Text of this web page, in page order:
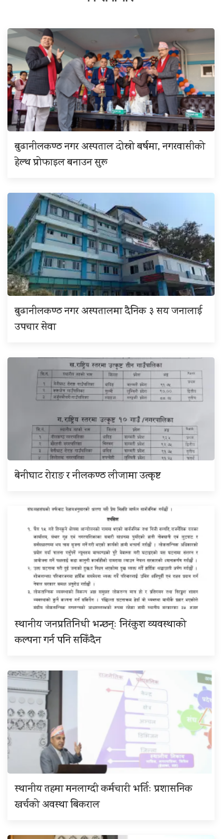
बुढानीलकण्ठ नगर अस्पताल दोस्रो बर्षमा, नगरवासीको
हेल्थ प्रोफाइल बनाउन सुरू
बुढानीलकण्ठ नगर अस्पतालमा दैनिक ३ सय जनालाई
उपचार सेवा
बेनीघाट रोराङ र नीलकण्ठ लीजामा उत्कृष्ट
स्थानीय जनप्रतिनिधी भन्छन्ः निरंकुश व्यवस्थाको
कल्पना गर्न पनि सकिँदैन
स्थानीय तहमा मनलाग्दी कर्मचारी भर्तिः प्रशासनिक
खर्चको अवस्था बिकराल